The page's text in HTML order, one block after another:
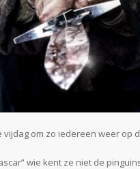
om zo iedereen weer op
wie kent ze niet de